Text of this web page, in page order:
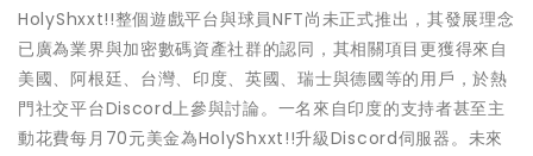
HolyShxxt!!整個遊戲平台與球員NFT尚未正式推出，其發展理念
已廣為業界與加密數碼資產社群的認同，其相關項目更獲得來自
美國、阿根廷、台灣、印度、英國、瑞士與德國等的用戶，於熱
門社交平台Discord上參與討論。一名來自印度的支持者甚至主
動花費每月70元美金為HolyShxxt!!升級Discord伺服器。未來